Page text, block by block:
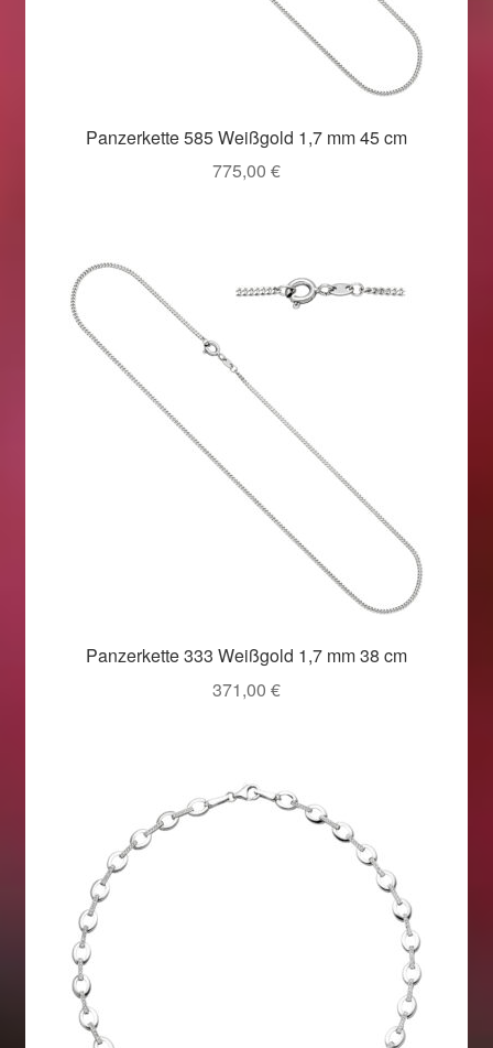
Panzerkette 585 Weißgold 1,7 mm 45 cm
775,00 €
Panzerkette 333 Weißgold 1,7 mm 38 cm
371,00 €